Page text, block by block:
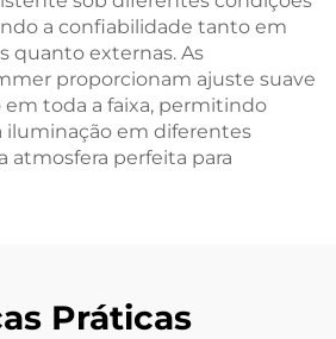
a confiabilidade tanto em
quanto externas. As
proporcionam ajuste suave
em toda a faixa, permitindo
iluminação em diferentes
atmosfera perfeita para
Práticas